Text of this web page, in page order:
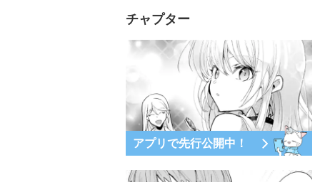
チャプター
アプリで先行公開中！